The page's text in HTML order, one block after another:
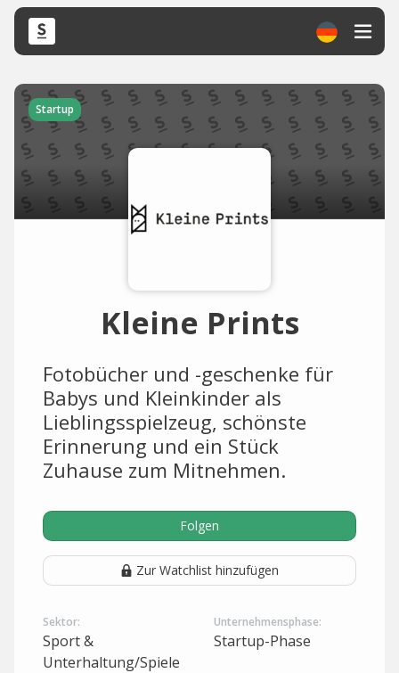
Startup
Kleine Prints
Fotobücher und -geschenke für
Babys und Kleinkinder als
Lieblingsspielzeug, schönste
Erinnerung und ein Stück
Zuhause zum Mitnehmen.
Folgen
Zur Watchlist hinzufügen
Sektor:
Sport &
Unterhaltung/Spiele
Unternehmensphase:
Startup-Phase